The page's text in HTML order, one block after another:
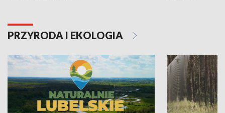
PRZYRODA I EKOLOGIA